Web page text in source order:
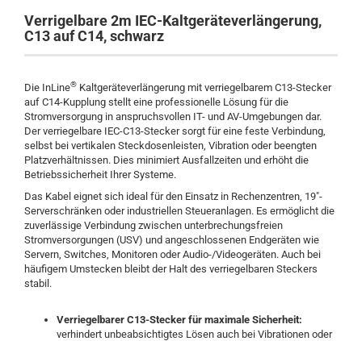
Verrigelbare 2m IEC-Kaltgeräteverlängerung,
C13 auf C14, schwarz
Die InLine® Kaltgeräteverlängerung mit verriegelbarem C13-Stecker
auf C14-Kupplung stellt eine professionelle Lösung für die
Stromversorgung in anspruchsvollen IT- und AV-Umgebungen dar.
Der verriegelbare IEC-C13-Stecker sorgt für eine feste Verbindung,
selbst bei vertikalen Steckdosenleisten, Vibration oder beengten
Platzverhältnissen. Dies minimiert Ausfallzeiten und erhöht die
Betriebssicherheit Ihrer Systeme.
Das Kabel eignet sich ideal für den Einsatz in Rechenzentren, 19"-
Serverschränken oder industriellen Steueranlagen. Es ermöglicht die
zuverlässige Verbindung zwischen unterbrechungsfreien
Stromversorgungen (USV) und angeschlossenen Endgeräten wie
Servern, Switches, Monitoren oder Audio-/Videogeräten. Auch bei
häufigem Umstecken bleibt der Halt des verriegelbaren Steckers
stabil.
Verriegelbarer C13-Stecker für maximale Sicherheit:
verhindert unbeabsichtigtes Lösen auch bei Vibrationen oder